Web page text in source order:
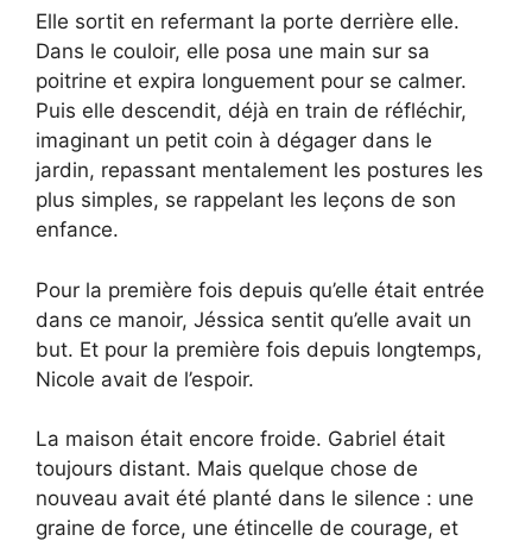
Elle sortit en refermant la porte derrière elle.
Dans le couloir, elle posa une main sur sa
poitrine et expira longuement pour se calmer.
Puis elle descendit, déjà en train de réfléchir,
imaginant un petit coin à dégager dans le
jardin, repassant mentalement les postures les
plus simples, se rappelant les leçons de son
enfance.
Pour la première fois depuis qu’elle était entrée
dans ce manoir, Jéssica sentit qu’elle avait un
but. Et pour la première fois depuis longtemps,
Nicole avait de l’espoir.
La maison était encore froide. Gabriel était
toujours distant. Mais quelque chose de
nouveau avait été planté dans le silence : une
graine de force, une étincelle de courage, et